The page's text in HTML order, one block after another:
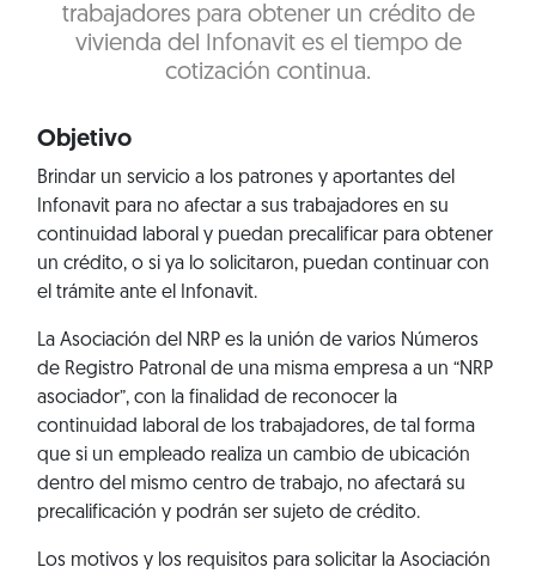
trabajadores para obtener un crédito de
vivienda del Infonavit es el tiempo de
cotización continua.
Objetivo
Brindar un servicio a los patrones y aportantes del
Infonavit para no afectar a sus trabajadores en su
continuidad laboral y puedan precalificar para obtener
un crédito, o si ya lo solicitaron, puedan continuar con
el trámite ante el Infonavit.
La Asociación del NRP es la unión de varios Números
de Registro Patronal de una misma empresa a un “NRP
asociador”, con la finalidad de reconocer la
continuidad laboral de los trabajadores, de tal forma
que si un empleado realiza un cambio de ubicación
dentro del mismo centro de trabajo, no afectará su
precalificación y podrán ser sujeto de crédito.
Los motivos y los requisitos para solicitar la Asociación